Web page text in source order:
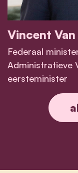
Vincent
Federaal
Administratieve
eersteminister
Vincent Van